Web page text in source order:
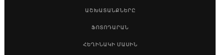
ԱՇԽԱՏԱՆՔՆԵՐԸ
ՖՈՏՈԴԱՐԱՆ
ՀԵՂԻՆԱԿԻ ՄԱՍԻՆ